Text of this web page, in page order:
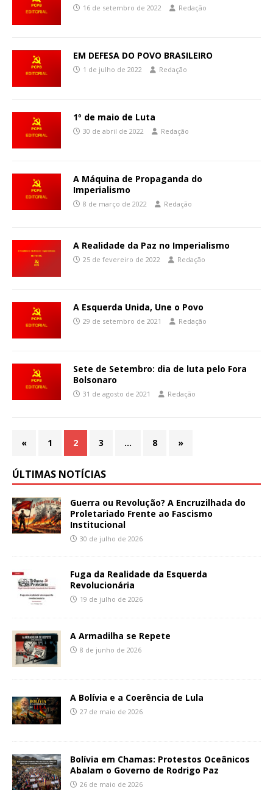
16 de setembro de 2022 Redação
EM DEFESA DO POVO BRASILEIRO
1 de julho de 2022 Redação
1º de maio de Luta
30 de abril de 2022 Redação
A Máquina de Propaganda do
Imperialismo
8 de março de 2022 Redação
A Realidade da Paz no Imperialismo
25 de fevereiro de 2022 Redação
A Esquerda Unida, Une o Povo
29 de setembro de 2021 Redação
Sete de Setembro: dia de luta pelo Fora
Bolsonaro
31 de agosto de 2021 Redação
« 1 2 3 … 8 »
ÚLTIMAS NOTÍCIAS
Guerra ou Revolução? A Encruzilhada do
Proletariado Frente ao Fascismo
Institucional
30 de julho de 2026
Fuga da Realidade da Esquerda
Revolucionária
19 de julho de 2026
A Armadilha se Repete
8 de junho de 2026
A Bolívia e a Coerência de Lula
27 de maio de 2026
Bolívia em Chamas: Protestos Oceânicos
Abalam o Governo de Rodrigo Paz
26 de maio de 2026